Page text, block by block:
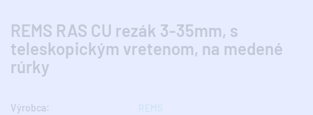
REMS RAS CU rezák 3-35mm, s
teleskopickým vretenom, na medené
rúrky
Výrobca: REMS